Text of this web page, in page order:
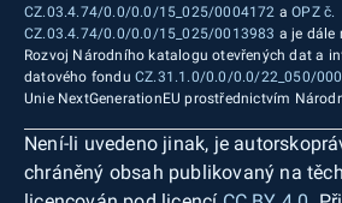
CZ.03.4.74/0.0/0.0/15_025/0004172 aOPZ č.
CZ.03.4.74/0.0/0.0/15_025/0013983 a je dále
Rozvoj Národního katalogu otevřených dat a
datového fondu CZ.31.1.0/0.0/0.0/22_050/
Unie NextGenerationEU prostřednictvím
Není-li uvedeno jinak, je
chráněný obsah publikovaný na